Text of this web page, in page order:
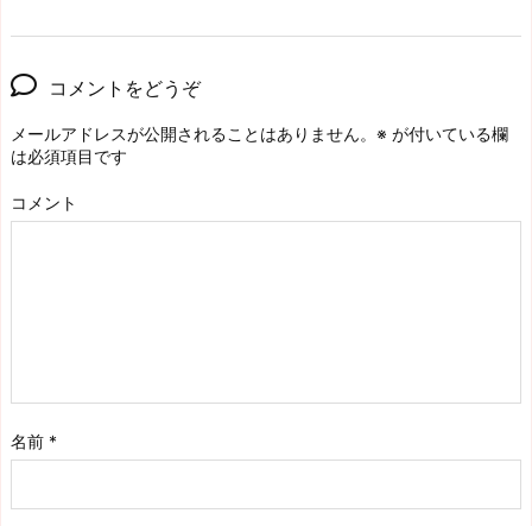
コメントをどうぞ
メールアドレスが公開されることはありません。 ※ が付いている欄
は必須項目です
コメント
名前 *